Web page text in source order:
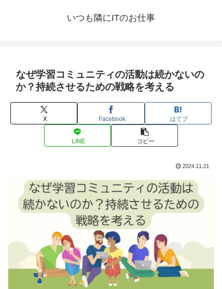
いつも隣にITのお仕事
なぜ学習コミュニティの活動は続かないの
か？持続させるための戦略を考える
X Facebook はてブ
LINE コピー
2024.11.21